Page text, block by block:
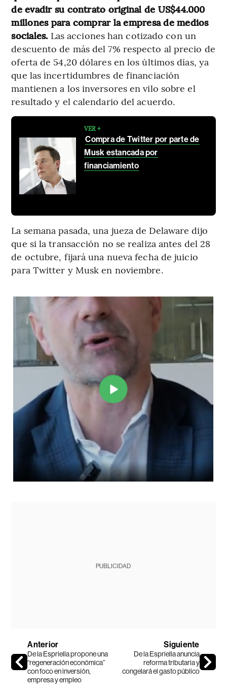
de evadir su contrato original de US$44.000
millones para comprar la empresa de medios
sociales. Las acciones han cotizado con un
descuento de más del 7% respecto al precio de
oferta de 54,20 dólares en los últimos días, ya
que las incertidumbres de financiación
mantienen a los inversores en vilo sobre el
resultado y el calendario del acuerdo.
VER +
Compra de Twitter por parte de
Musk estancada por
financiamiento
La semana pasada, una jueza de Delaware dijo
que si la transacción no se realiza antes del 28
de octubre, fijará una nueva fecha de juicio
para Twitter y Musk en noviembre.
PUBLICIDAD
Anterior
De la Espriella propone una
“regeneración económica”
con foco en inversión,
empresa y empleo
Siguiente
De la Espriella anuncia
reforma tributaria y
congelará el gasto público